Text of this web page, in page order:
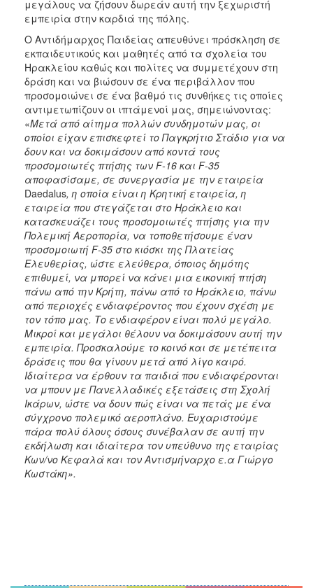
μεγάλους να ζήσουν δωρεάν αυτή την ξεχωριστή
εμπειρία στην καρδιά της πόλης.
Ο Αντιδήμαρχος Παιδείας απευθύνει πρόσκληση σε
εκπαιδευτικούς και μαθητές από τα σχολεία του
Ηρακλείου καθώς και πολίτες να συμμετέχουν στη
δράση και να βιώσουν σε ένα περιβάλλον που
προσομοιώνει σε ένα βαθμό τις συνθήκες τις οποίες
αντιμετωπίζουν οι ιπτάμενοί μας, σημειώνοντας:
«Μετά από αίτημα πολλών συνδημοτών μας, οι
οποίοι είχαν επισκεφτεί το Παγκρήτιο Στάδιο για να
δουν και να δοκιμάσουν από κοντά τους
προσομοιωτές πτήσης των F-16 και F-35
αποφασίσαμε, σε συνεργασία με την εταιρεία
Daedalus, η οποία είναι η Κρητική εταιρεία, η
εταιρεία που στεγάζεται στο Ηράκλειο και
κατασκευάζει τους προσομοιωτές πτήσης για την
Πολεμική Αεροπορία, να τοποθετήσουμε έναν
προσομοιωτή F-35 στο κιόσκι της Πλατείας
Ελευθερίας, ώστε ελεύθερα, όποιος δημότης
επιθυμεί, να μπορεί να κάνει μια εικονική πτήση
πάνω από την Κρήτη, πάνω από το Ηράκλειο, πάνω
από περιοχές ενδιαφέροντος που έχουν σχέση με
τον τόπο μας. Το ενδιαφέρον είναι πολύ μεγάλο.
Μικροί και μεγάλοι θέλουν να δοκιμάσουν αυτή την
εμπειρία. Προσκαλούμε το κοινό και σε μετέπειτα
δράσεις που θα γίνουν μετά από λίγο καιρό.
Ιδιαίτερα να έρθουν τα παιδιά που ενδιαφέρονται
να μπουν με Πανελλαδικές εξετάσεις στη Σχολή
Ικάρων, ώστε να δουν πώς είναι να πετάς με ένα
σύγχρονο πολεμικό αεροπλάνο. Ευχαριστούμε
πάρα πολύ όλους όσους συνέβαλαν σε αυτή την
εκδήλωση και ιδιαίτερα τον υπεύθυνο της εταιρίας
Κων/νο Κεφαλά και τον Αντισμήναρχο ε.α Γιώργο
Κωστάκη».